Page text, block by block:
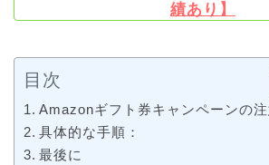
績あり】
目次
Amazonギフト券キャンペーンの
具体的な手順：
最後に